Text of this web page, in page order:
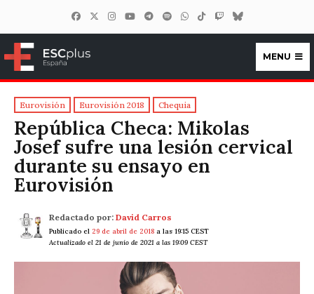
ESCplus España
MENU
Eurovisión Eurovisión 2018 Chequia
República Checa: Mikolas
Josef sufre una lesión cervical
durante su ensayo en
Eurovisión
Redactado por: David Carros
Publicado el 29 de abril de 2018 a las 19:15 CEST
Actualizado el 21 de junio de 2021 a las 19:09 CEST